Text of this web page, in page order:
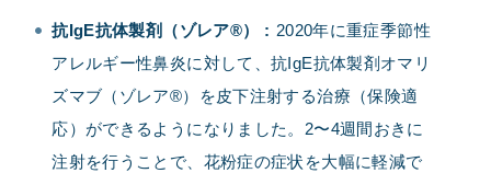
抗IgE抗体製剤（ゾレア®） : 2020年に重症季節性
アレルギー性鼻炎に対して、抗IgE抗体製剤オマリ
ズマブ（ゾレア®）を皮下注射する治療（保険適
応）ができるようになりました。2〜4週間おきに
注射を行うことで、花粉症の症状を大幅に軽減で